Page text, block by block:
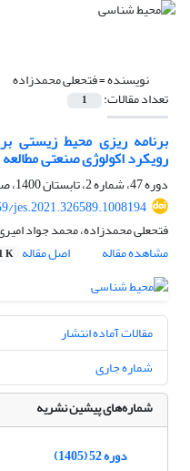
نویسنده =فتحعلی محمدزاده
تعداد مقالات: 1
برنامه ریزی محیط زیستی
رویکرد اکولوژی صنعتی
دوره 47، شماره 2، تابستان 1400، صفحه
jes.2021.326589.1008194
فتحعلی محمدزاده، محمد جواد
مشاهده مقاله
اصل مقاله K
مقالات آماده انتشار
شماره جاری
شماره‌های پیشین نشریه
دوره 52 (1405)